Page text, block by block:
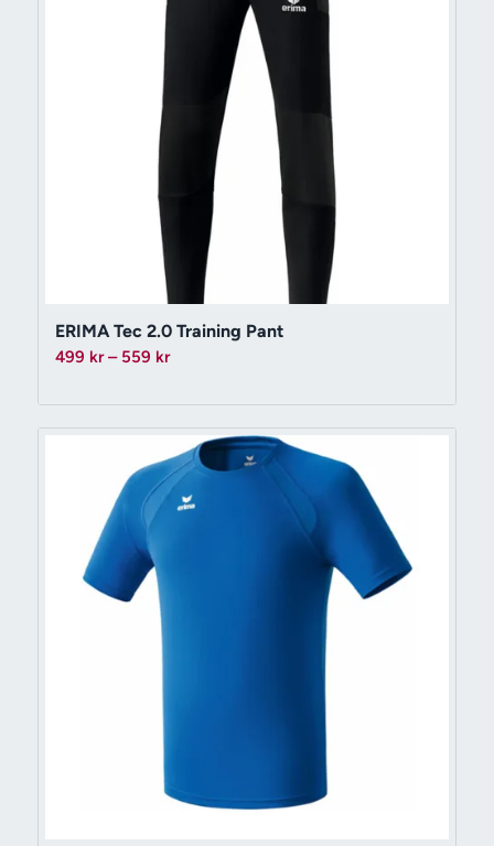
ERIMA Tec 2.0 Training Pant
499 kr – 559 krPrisintervall:
till
559 kr